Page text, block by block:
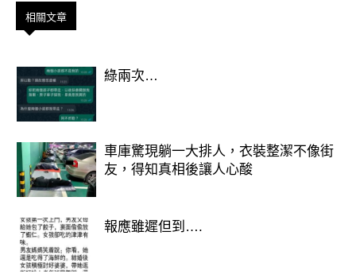
豬：貴人相助，財氣亨通
屬豬的朋友們在下半年將感受到貴人帶
來的強勁財運。身邊會出現許多樂於幫
相關文章
綠兩次…
車庫驚現躺一大排人，衣裝整潔不像街
友，得知真相後讓人心酸
報應雖遲但到….